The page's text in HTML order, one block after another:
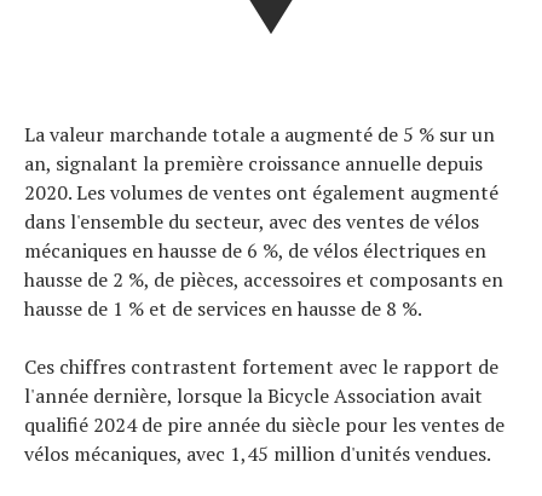
La valeur marchande totale a augmenté de 5 % sur un
an, signalant la première croissance annuelle depuis
2020. Les volumes de ventes ont également augmenté
dans l'ensemble du secteur, avec des ventes de vélos
mécaniques en hausse de 6 %, de vélos électriques en
hausse de 2 %, de pièces, accessoires et composants en
hausse de 1 % et de services en hausse de 8 %.
Ces chiffres contrastent fortement avec le rapport de
l'année dernière, lorsque la Bicycle Association avait
qualifié 2024 de pire année du siècle pour les ventes de
vélos mécaniques, avec 1,45 million d'unités vendues.